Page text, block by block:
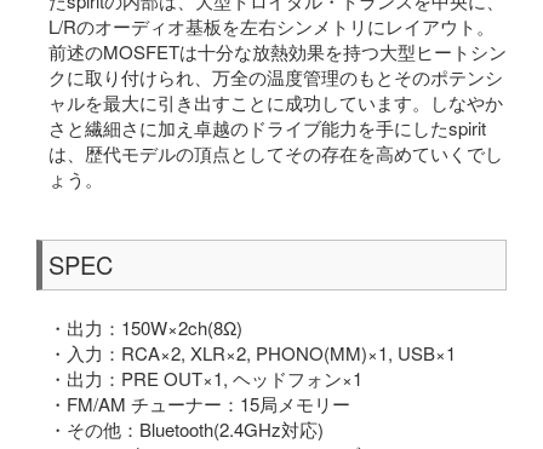
L/Rのオーディオ基板を左右シンメトリにレイアウト。
前述のMOSFETは十分な放熱効果を持つ大型ヒートシン
クに取り付けられ、万全の温度管理のもとそのポテンシ
ャルを最大に引き出すことに成功しています。しなやか
さと繊細さに加え卓越のドライブ能力を手にしたspirit
は、歴代モデルの頂点としてその存在を高めていくでし
ょう。
SPEC
・出力：150W×2ch(8Ω)
・入力：RCA×2, XLR×2, PHONO(MM)×1, USB×1
・出力：PRE OUT×1, ヘッドフォン×1
・FM/AM チューナー：15局メモリー
・その他：Bluetooth(2.4GHz対応)